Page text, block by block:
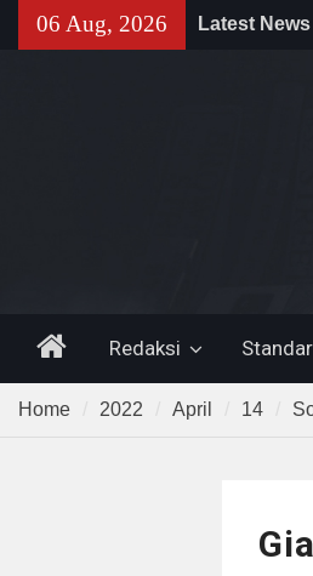
06 Aug, 2026 Latest News
HomeRedaksi
Home 2022 April 14